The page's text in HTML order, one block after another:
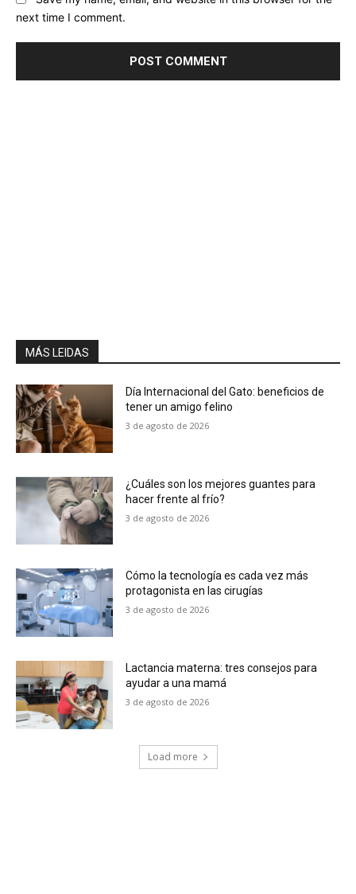
next time I comment.
MÁS LEIDAS
Día Internacional del Gato: beneficios de
tener un amigo felino
3 de agosto de 2026
¿Cuáles son los mejores guantes para
hacer frente al frío?
3 de agosto de 2026
Cómo la tecnología es cada vez más
protagonista en las cirugías
3 de agosto de 2026
Lactancia materna: tres consejos para
ayudar a una mamá
3 de agosto de 2026
Load more